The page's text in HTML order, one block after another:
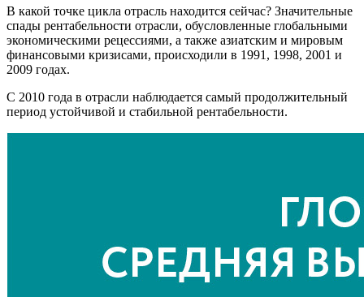
В какой точке цикла отрасль находится сейчас? Значительные
спады рентабельности отрасли, обусловленные глобальными
экономическими рецессиями, а также азиатским и мировым
финансовыми кризисами, происходили в 1991, 1998, 2001 и
2009 годах.
С 2010 года в отрасли наблюдается самый продолжительный
период устойчивой и стабильной рентабельности.